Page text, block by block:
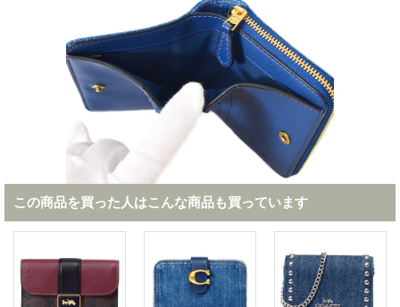
この商品を買った人はこんな商品も買っています